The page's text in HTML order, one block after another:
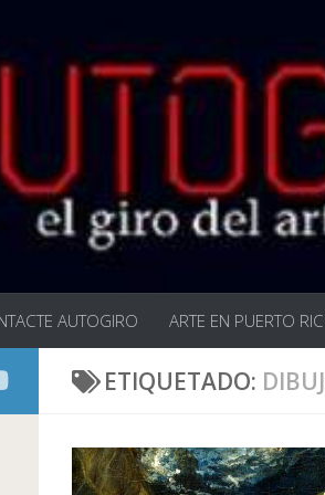
AUTOGIRO ARTE EN PUERTO
ETIQUETADO: